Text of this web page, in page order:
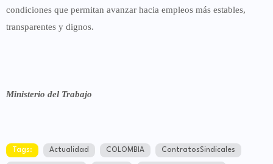
condiciones que permitan avanzar hacia empleos más estables,
transparentes y dignos.
Ministerio del Trabajo
Tags: Actualidad COLOMBIA ContratosSindicales